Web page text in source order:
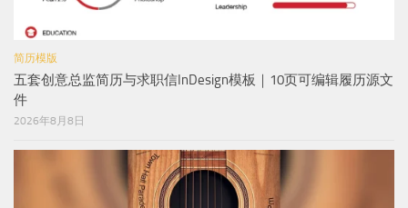
简历模版
五套创意总监简历与求职信InDesign模板｜10页可编辑履历源文
件
2026年8月8日